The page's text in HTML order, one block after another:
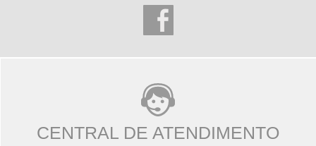
CENTRAL DE ATENDIMENTO